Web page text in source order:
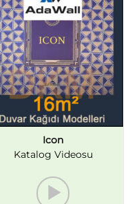
Icon
Katalog Videosu